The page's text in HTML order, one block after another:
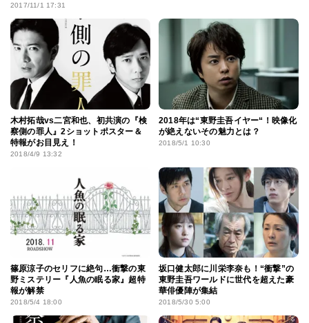
2017/11/1 17:31
木村拓哉vs二宮和也、初共演の『検
察側の罪人』2ショットポスター＆
特報がお目見え！
2018/4/9 13:32
2018年は“東野圭吾イヤー“！映像化
が絶えないその魅力とは？
2018/5/1 10:30
篠原涼子のセリフに絶句…衝撃の東
野ミステリー『人魚の眠る家』超特
報が解禁
2018/5/4 18:00
坂口健太郎に川栄李奈も！“衝撃”の
東野圭吾ワールドに世代を超えた豪
華俳優陣が集結
2018/5/30 5:00